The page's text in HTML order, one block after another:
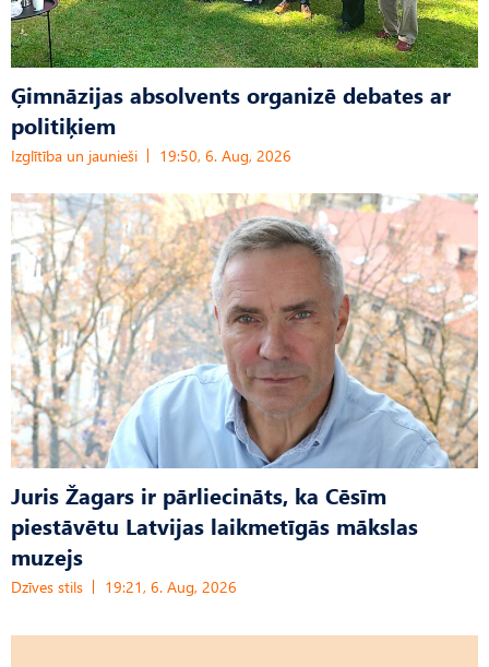
Ģimnāzijas absolvents organizē debates ar
politiķiem
Izglītība un jaunieši 19:50, 6. Aug, 2026
Juris Žagars ir pārliecināts, ka Cēsīm
piestāvētu Latvijas laikmetīgās mākslas
muzejs
Dzīves stils 19:21, 6. Aug, 2026